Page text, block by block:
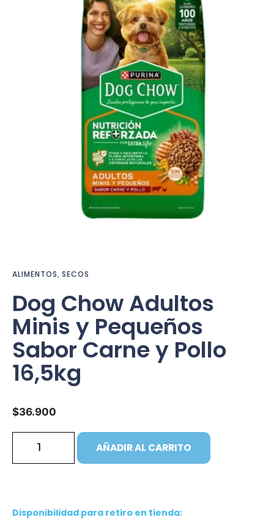
ALIMENTOS, SECOS
Dog Chow Adultos
Minis y Pequeños
Sabor Carne y Pollo
16,5kg
$36.900
AÑADIR AL CARRITO
Disponibilidad para retiro en tienda: